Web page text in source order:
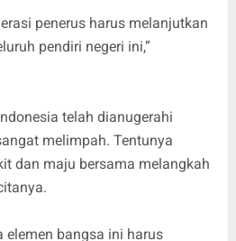
penerus harus melanjutkan
pendiri negeri ini,”
telah dianugerahi
melimpah. Tentunya
dan maju bersama melangkah
elemen bangsa ini harus